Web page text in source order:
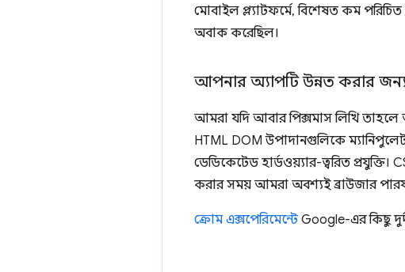
মোবাইল প্ল্যাটফর্মে, বিশেষত কম
অবাক করেছিল।
আপনার অ্যাপটি উন্নত করার
আমরা যদি আবার পিক্সমাস লিখি
HTML DOM উপাদানগুলিকে
ডেডিকেটেড হার্ডওয়্যার-ত্বরিত
করার সময় আমরা অবশ্যই ব্রাউজার
ক্রোম এক্সপেরিমেন্টেGoogle-এর কিছু